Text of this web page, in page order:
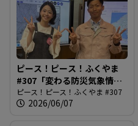
ピース！ピース！ふくやま
#307「変わる防災気象情
報」
ピース！ピース！ふくやま #307
2026/06/07